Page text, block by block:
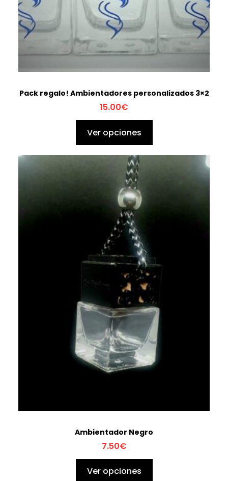
Pack regalo! Ambientadores personalizados 3×2
15.00€
Ver opciones
Ambientador Negro
7.50€
Ver opciones